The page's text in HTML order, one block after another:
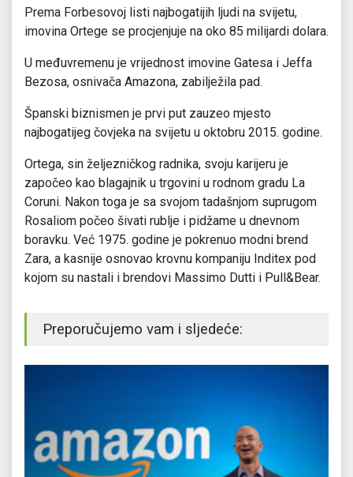
Prema Forbesovoj listi najbogatijih ljudi na svijetu,
imovina Ortege se procjenjuje na oko 85 milijardi dolara.
U međuvremenu je vrijednost imovine Gatesa i Jeffa
Bezosa, osnivača Amazona, zabilježila pad.
Španski biznismen je prvi put zauzeo mjesto
najbogatijeg čovjeka na svijetu u oktobru 2015. godine.
Ortega, sin željezničkog radnika, svoju karijeru je
započeo kao blagajnik u trgovini u rodnom gradu La
Coruni. Nakon toga je sa svojom tadašnjom suprugom
Rosaliom počeo šivati rublje i pidžame u dnevnom
boravku. Već 1975. godine je pokrenuo modni brend
Zara, a kasnije osnovao krovnu kompaniju Inditex pod
kojom su nastali i brendovi Massimo Dutti i Pull&Bear.
Preporučujemo vam i sljedeće: